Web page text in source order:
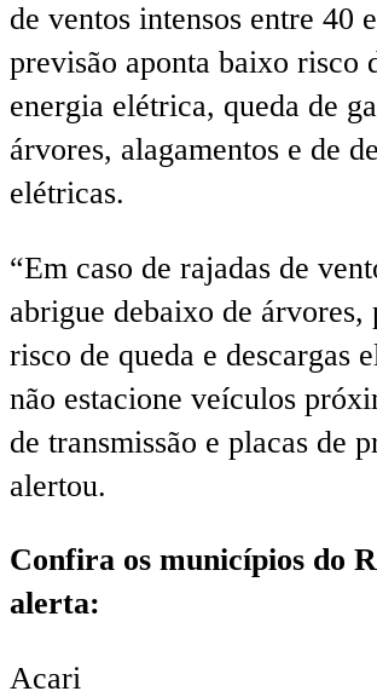
de ventos intensos entre 40
previsão aponta baixo risco
energia elétrica, queda de
árvores, alagamentos e de
elétricas.
“Em caso de rajadas de
abrigue debaixo de árvores,
risco de queda e descargas
não estacione veículos
de transmissão e placas de
alertou.
Confira os municípios do
alerta:
Acari